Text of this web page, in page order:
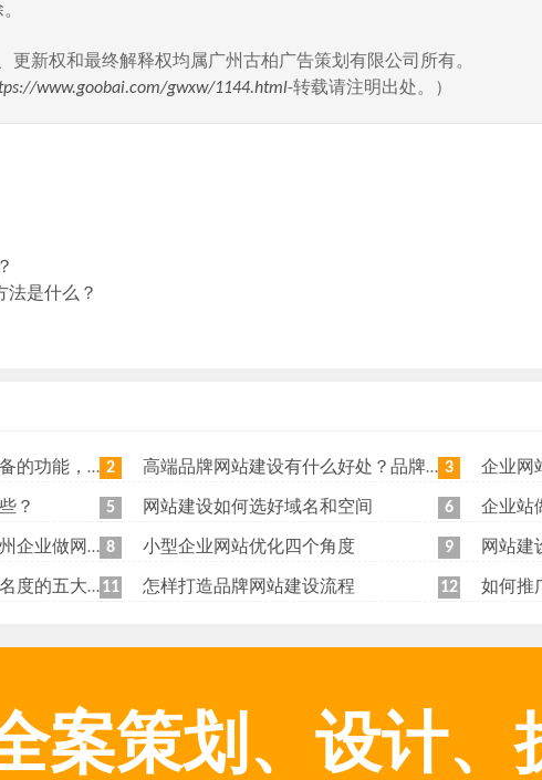
更新权和最终解释权均属广州古柏广告策划有限公司所有。
www.goobai.com/gwxw/1144.html-转载请注明出处。）
法是什么？
一下，共享给各位 2 高端品牌网站建设有什么好处？品牌网站日常维护工作有哪些？ 3 企业网
？ 5 网站建设如何选好域名和空间 6 企业站
网站要找谁？ 8 小型企业网站优化四个角度 9 网站建
的五大原则 11 怎样打造品牌网站建设流程 12 如何推
案策划、设计、